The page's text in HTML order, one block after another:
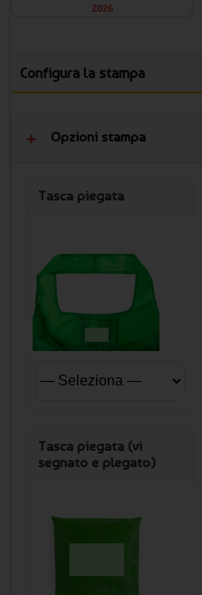
2026
Configura la stampa
Opzioni stampa
Tasca piegata
Tasca piegata (vi
segnato e plegato)